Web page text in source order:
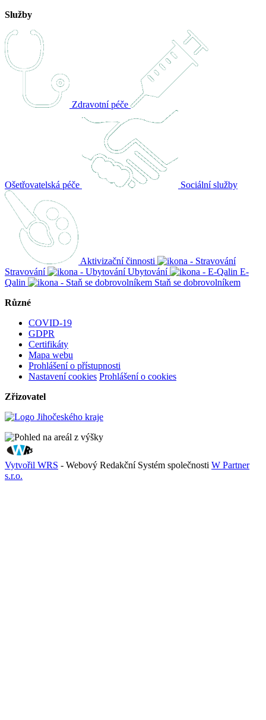
Služby
Zdravotní péče
Ošetřovatelská péče Sociální služby
Aktivizační činnosti
Stravování
Ubytování
E-
Qalin
Staň se dobrovolníkem
Různé
COVID-19
GDPR
Certifikáty
Mapa webu
Prohlášení o přístupnosti
Nastavení cookies Prohlášení o cookies
Zřizovatel
Vytvořil WRS - Webový Redakční Systém společnosti W Partner
s.r.o.